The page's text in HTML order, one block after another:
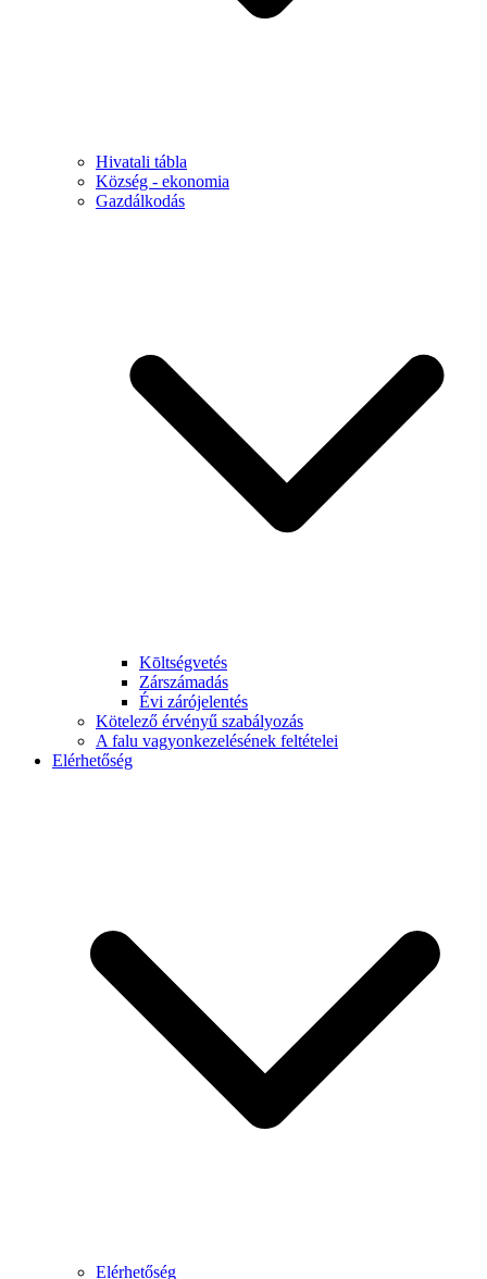
Hivatali tábla
Község - ekonomia
Gazdálkodás
Kōltségvetés
Zárszámadás
Évi zárójelentés
Kötelező érvényű szabályozás
A falu vagyonkezelésének feltételei
Elérhetőség
Elérhetőség